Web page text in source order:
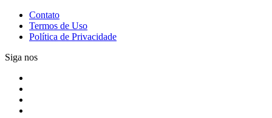
Contato
Termos de Uso
Política de Privacidade
Siga nos